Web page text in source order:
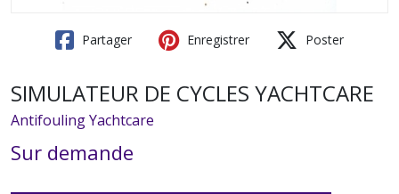
Partager Enregistrer Poster
SIMULATEUR DE CYCLES YACHTCARE
Antifouling Yachtcare
Sur demande